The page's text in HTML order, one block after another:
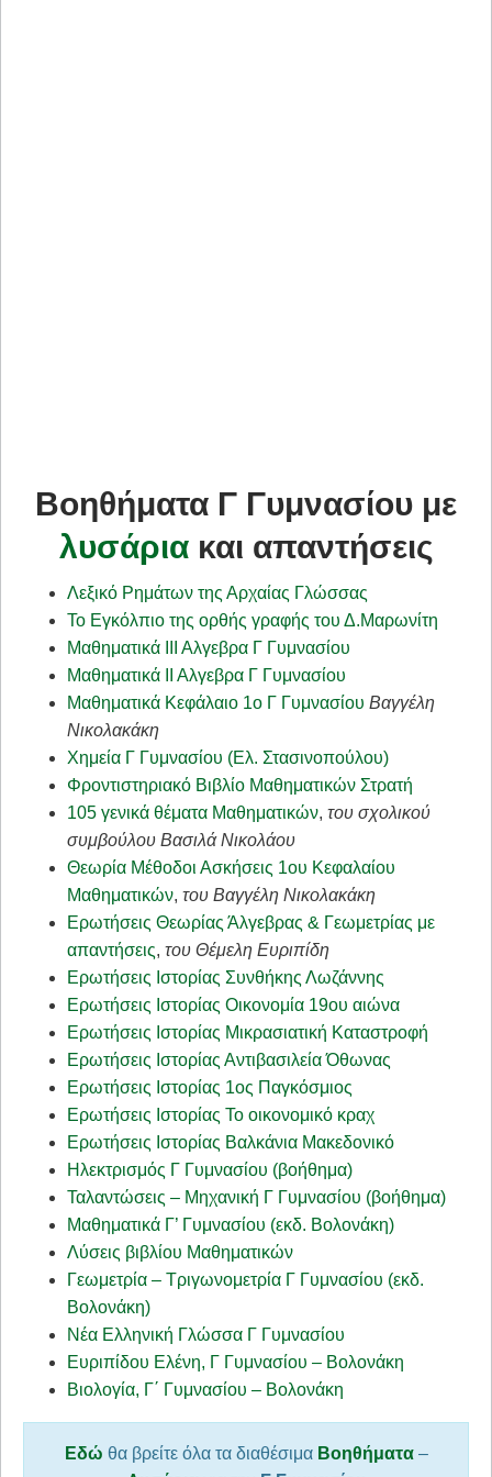
Βοηθήματα Γ Γυμνασίου με
λυσάριακαι απαντήσεις
Λεξικό Ρημάτων της Αρχαίας Γλώσσας
Το Εγκόλπιο της ορθής γραφής του Δ.Μαρωνίτη
Μαθηματικά ΙΙΙ Αλγεβρα Γ Γυμνασίου
Μαθηματικά ΙΙ Αλγεβρα Γ Γυμνασίου
Μαθηματικά Κεφάλαιο 1ο Γ Γυμνασίου Βαγγέλη
Νικολακάκη
Χημεία Γ Γυμνασίου (Ελ. Στασινοπούλου)
Φροντιστηριακό Βιβλίο Μαθηματικών Στρατή
105 γενικά θέματα Μαθηματικών, του σχολικού
συμβούλου Βασιλά Νικολάου
Θεωρία Μέθοδοι Ασκήσεις 1ου Κεφαλαίου
Μαθηματικών, του Βαγγέλη Νικολακάκη
Ερωτήσεις Θεωρίας Άλγεβρας & Γεωμετρίας με
απαντήσεις, του Θέμελη Ευριπίδη
Ερωτήσεις Ιστορίας Συνθήκης Λωζάννης
Ερωτήσεις Ιστορίας Οικονομία 19ου αιώνα
Ερωτήσεις Ιστορίας Μικρασιατική Καταστροφή
Ερωτήσεις Ιστορίας Αντιβασιλεία Όθωνας
Ερωτήσεις Ιστορίας 1ος Παγκόσμιος
Ερωτήσεις Ιστορίας Το οικονομικό κραχ
Ερωτήσεις Ιστορίας Βαλκάνια Μακεδονικό
Ηλεκτρισμός Γ Γυμνασίου (βοήθημα)
Ταλαντώσεις – Μηχανική Γ Γυμνασίου (βοήθημα)
Μαθηματικά Γ’ Γυμνασίου (εκδ. Βολονάκη)
Λύσεις βιβλίου Μαθηματικών
Γεωμετρία – Τριγωνομετρία Γ Γυμνασίου (εκδ.
Βολονάκη)
Νέα Ελληνική Γλώσσα Γ Γυμνασίου
Ευριπίδου Ελένη, Γ Γυμνασίου – Βολονάκη
Βιολογία, Γ΄ Γυμνασίου – Βολονάκη
Εδώ θα βρείτε όλα τα διαθέσιμα Βοηθήματα–